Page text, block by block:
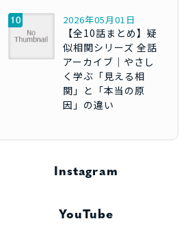
2026年05月01日
【全10話まとめ】疑
似相関シリーズ 全話
アーカイブ｜やさし
く学ぶ「見える相
関」と「本当の原
因」の違い
Instagram
YouTube